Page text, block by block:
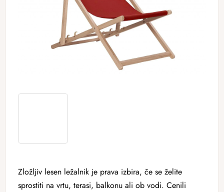
Zložljiv lesen ležalnik je prava izbira, če se želite
sprostiti na vrtu, terasi, balkonu ali ob vodi. Cenili